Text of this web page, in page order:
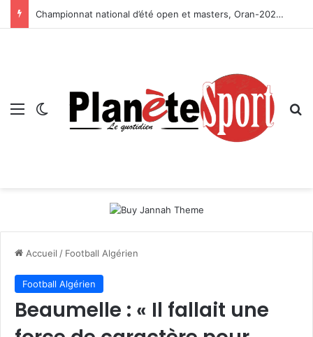
Championnat national d’été open et masters, Oran-2026 — Le CRB s’adjuge le titre
Menu Switch skin
Accueil / Football Algérien
Football Algérien
Beaumelle : « Il fallait une